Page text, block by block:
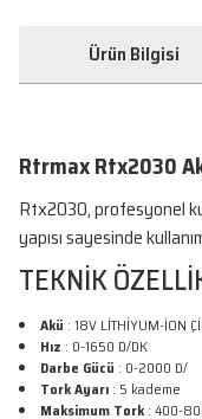
Ürün Bilgisi
Rtrmax Rtx2030
Rtx2030, profesyonel
yapısı sayesinde
TEKNİK
Akü : 18V LİTHİYUM-İON
Hız : 0-1650 D/DK
Darbe Gücü : 0-2000 D/
Tork Ayarı : 5 kademe
Maksimum Tork : 400-